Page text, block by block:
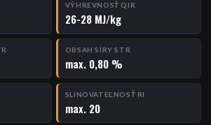
VÝHREVNOSŤ QIR
26-28 MJ/kg
OBSAH SÍRY STR
max. 0,80 %
SLINOVATEĽNOSŤ RI
max. 20